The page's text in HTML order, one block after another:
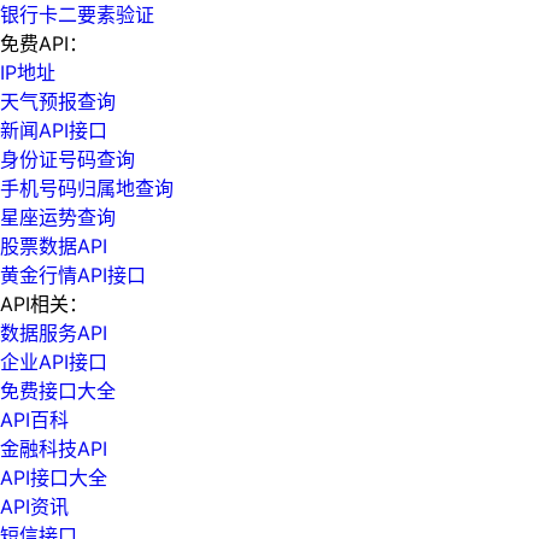
银行卡二要素验证
免费API：
IP地址
天气预报查询
新闻API接口
身份证号码查询
手机号码归属地查询
星座运势查询
股票数据API
黄金行情API接口
API相关：
数据服务API
企业API接口
免费接口大全
API百科
金融科技API
API接口大全
API资讯